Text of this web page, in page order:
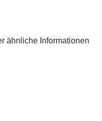
ähnliche Informationen